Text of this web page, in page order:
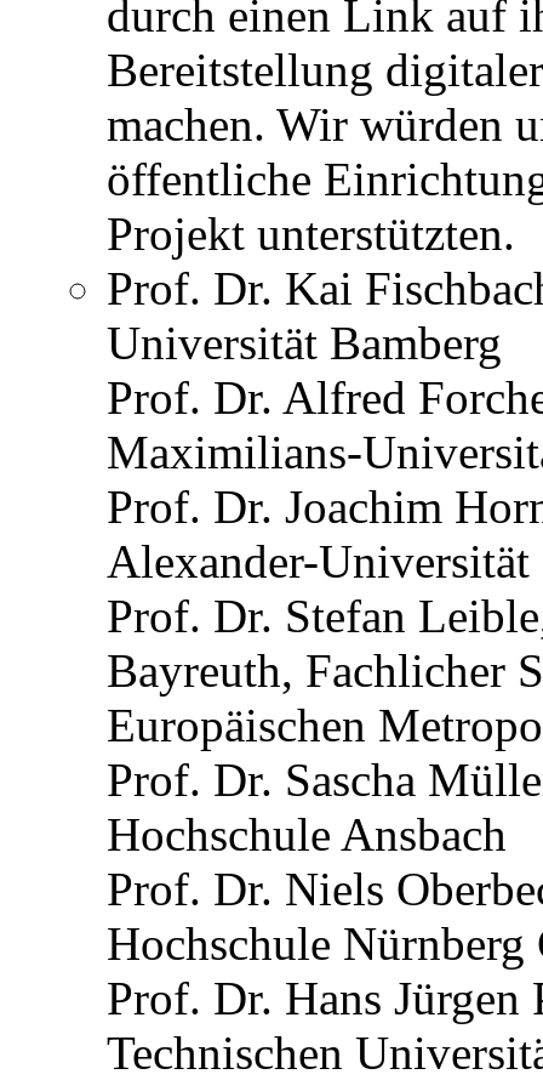
durch einen Link auf
Bereitstellung
machen. Wir würden
öffentliche
Projekt unterstützten.
Prof. Dr. Kai
Universität Bamberg
Prof. Dr. Alfred
Maximilians-
Prof. Dr. Joachim
Alexander-
Prof. Dr. Stefan
Bayreuth, Fachlicher
Europäischen
Prof. Dr. Sascha
Hochschule Ansbach
Prof. Dr. Niels
Hochschule
Prof. Dr. Hans Jürgen
Technischen